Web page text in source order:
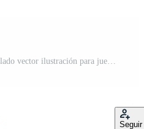
casino plano dado conjunto aislado vector ilustración para juego juegos diseño, mesa o tablero juegos dados y póker. blanco cubitos con aleatorio números de negro puntos o pepitas y redondeado bordes Vector Gratis
Seguir